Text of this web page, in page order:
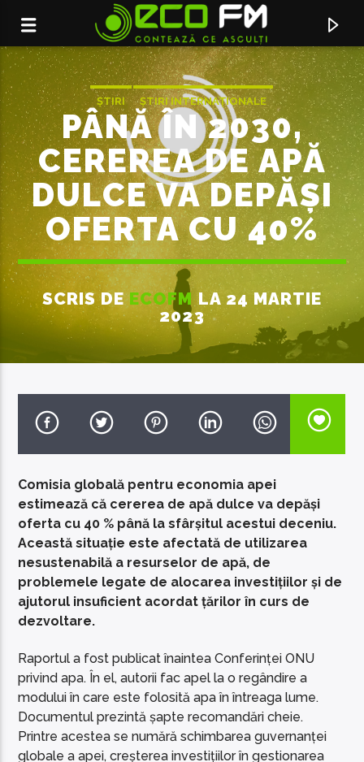
ACUM ÎN DIRECT
THE MAGIC HAS GONE
EcoFM Chisinau
ȘTIRI ȘTIRI INTERNAȚIONALE
PÂNĂ ÎN 2030,
CEREREA DE APĂ
DULCE VA DEPĂȘI
OFERTA CU 40%
SCRIS DEECOFM LA 24 MARTIE
2023
Comisia globală pentru economia apei
estimează că cererea de apă dulce va depăși
oferta cu 40 % până la sfârșitul acestui deceniu.
Această situație este afectată de utilizarea
nesustenabilă a resurselor de apă, de
problemele legate de alocarea investițiilor și de
ajutorul insuficient acordat țărilor în curs de
dezvoltare.
Raportul a fost publicat înaintea Conferinței ONU
privind apa. În el, autorii fac apel la o regândire a
modului în care este folosită apa în întreaga lume.
Documentul prezintă șapte recomandări cheie.
Printre acestea se numără schimbarea guvernanței
globale a apei, creșterea investițiilor în gestionarea